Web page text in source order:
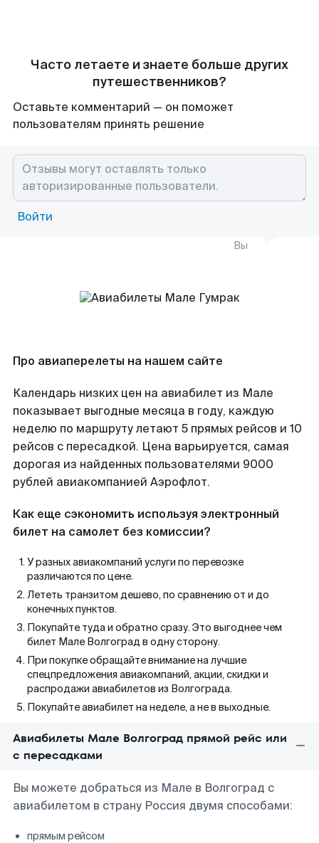
Часто летаете и знаете больше других
путешественников?
Оставьте комментарий — он поможет
пользователям принять решение
Войти
Вы
Про авиаперелеты на нашем сайте
Календарь низких цен на авиабилет из Мале
показывает выгодные месяца в году, каждую
неделю по маршруту летают 5 прямых рейсов и 10
рейсов с пересадкой. Цена варьируется, самая
дорогая из найденных пользователями 9000
рублей авиакомпанией Аэрофлот.
Как еще сэкономить используя электронный
билет на самолет без комиссии?
У разных авиакомпаний услуги по перевозке
различаются по цене.
Лететь транзитом дешево, по сравнению от и до
конечных пунктов.
Покупайте туда и обратно сразу. Это выгоднее чем
билет Мале Волгоград в одну сторону.
При покупке обращайте внимание на лучшие
спецпредложения авиакомпаний, акции, скидки и
распродажи авиабилетов из Волгограда.
Покупайте авиабилет на неделе, а не в выходные.
Авиабилеты Мале Волгоград прямой рейс или
с пересадками
Вы можете добраться из Мале в Волгоград с
авиабилетом в страну Россия двумя способами:
прямым рейсом